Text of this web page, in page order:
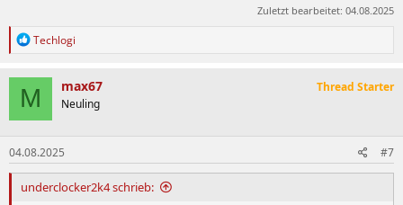
Zuletzt bearbeitet: 04.08.2025
R
k
t
o
n
e
n
:
Techlogi
M max67
Neuling
Thread Starter
04.08.2025 #7
underclocker2k4 schrieb: